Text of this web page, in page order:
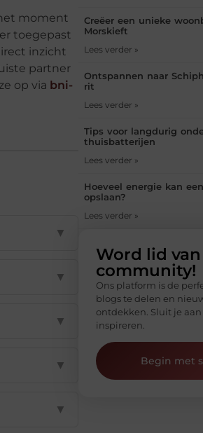
moment
toegepast
inzicht
partner
op via bni-
▼
▼
▼
▼
▼
Creëer een unieke
Morskieft
Lees verder »
Ontspannen naar
rit
Lees verder »
Tips voor langdurig
thuisbatterijen
Lees verder »
Hoeveel energie kan
opslaan?
Lees verder »
Word lid
community!
Ons platform is de
blogs te delen en
ontdekken. Sluit je
inspireren.
Begin met